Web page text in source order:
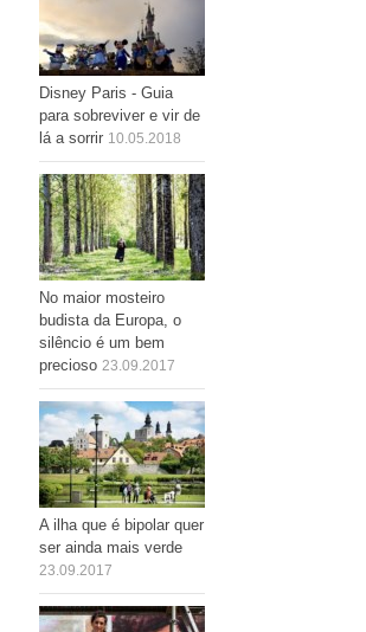
Disney Paris - Guia
para sobreviver e vir de
lá a sorrir 10.05.2018
No maior mosteiro
budista da Europa, o
silêncio é um bem
precioso 23.09.2017
A ilha que é bipolar quer
ser ainda mais verde
23.09.2017